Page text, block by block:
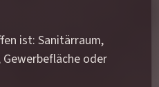
ist: Sanitärraum,
oder